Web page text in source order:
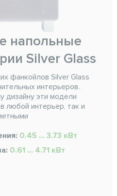
напольные
Silver Glass
фанкойлов Silver Glass
интерьеров.
дизайну эти модели
любой интерьер, так и
0.45 ... 3.73 кВт
0.61 ... 4.71 кВт